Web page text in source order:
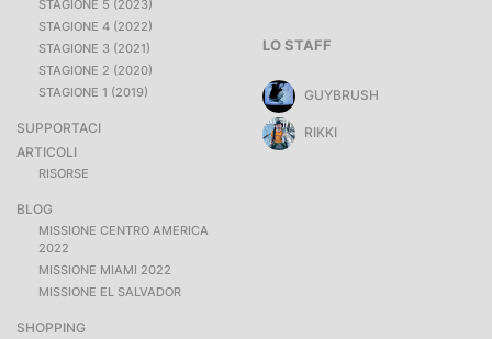
STAGIONE 5 (2023)
STAGIONE 4 (2022)
STAGIONE 3 (2021)
STAGIONE 2 (2020)
STAGIONE 1 (2019)
SUPPORTACI
ARTICOLI
RISORSE
BLOG
MISSIONE CENTRO AMERICA
2022
MISSIONE MIAMI 2022
MISSIONE EL SALVADOR
SHOPPING
LO STAFF
GUYBRUSH
RIKKI